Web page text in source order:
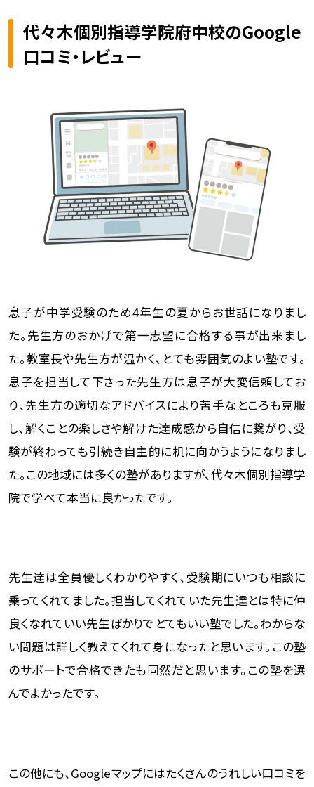
代々木個別指導学院府中校のGoogle
口コミ・レビュー
息子が中学受験のため4年生の夏からお世話になりまし
た。先生方のおかげで第一志望に合格する事が出来まし
た。教室長や先生方が温かく、とても雰囲気のよい塾です。
息子を担当して下さった先生方は息子が大変信頼してお
り、先生方の適切なアドバイスにより苦手なところも克服
し、解くことの楽しさや解けた達成感から自信に繋がり、受
験が終わっても引続き自主的に机に向かうようになりまし
た。この地域には多くの塾がありますが、代々木個別指導学
院で学べて本当に良かったです。
先生達は全員優しくわかりやすく、受験期にいつも相談に
乗ってくれてました。担当してくれていた先生達とは特に仲
良くなれていい先生ばかりでとてもいい塾でした。わからな
い問題は詳しく教えてくれて身になったと思います。 この塾
のサポートで合格できたも同然だと思います。 この塾を選
んでよかったです。
この他にも、Googleマップにはたくさんのうれしい口コミを